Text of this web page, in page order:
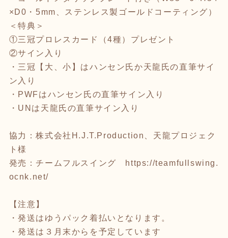
×D0・5mm、ステンレス製ゴールドコーティング）
＜特典＞
①三冠プロレスカード（4種）プレゼント
②サイン入り
・三冠【大、小】はハンセン氏か天龍氏の直筆サイ
ン入り
・PWFはハンセン氏の直筆サイン入り
・UNは天龍氏の直筆サイン入り
協力：株式会社H.J.T.Production、天龍プロジェク
ト様
発売：チームフルスイング https://teamfullswing.
ocnk.net/
【注意】
・発送はゆうパック着払いとなります。
・発送は３月末からを予定しています